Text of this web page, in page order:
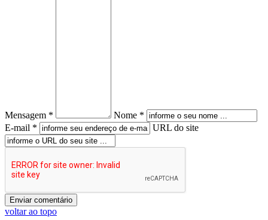
Mensagem *
Nome *
E-mail *
URL do site
voltar ao topo